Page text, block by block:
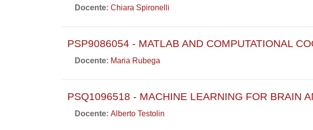
Docente: Chiara Spironelli
PSP9086054 - MATLAB AND COMPUTATIONAL
Docente: Maria Rubega
PSQ1096518 - MACHINE LEARNING FOR BRAIN
Docente: Alberto Testolin